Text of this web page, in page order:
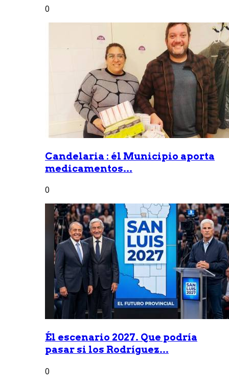
0
Candelaria : él Municipio aporta
medicamentos...
0
Él escenario 2027. Que podría
pasar si los Rodríguez...
0